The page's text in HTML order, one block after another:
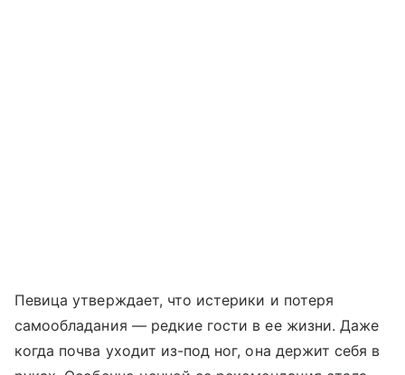
Певица утверждает, что истерики и потеря
самообладания — редкие гости в ее жизни. Даже
когда почва уходит из-под ног, она держит себя в